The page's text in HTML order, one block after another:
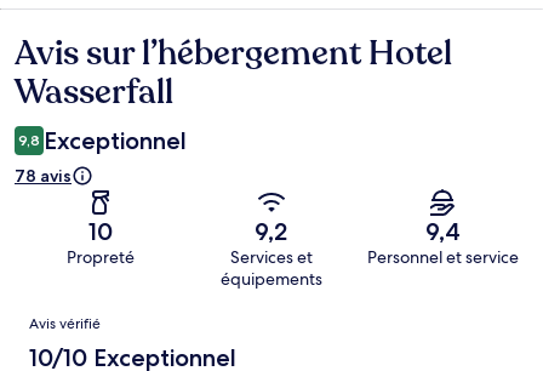
Avis
Avis sur l’hébergement Hotel
Wasserfall
9,8 Exceptionnel
78 avis
10
Propreté
9,2
Services et
équipements
9,4
Personnel et service
Avis
Avis vérifié
10/10 Exceptionnel